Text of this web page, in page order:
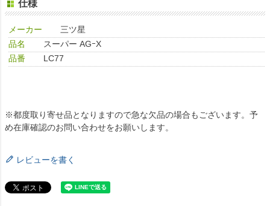
仕様
メーカー
三ツ星
品名
スーパー AGｰX
品番
LC77
※都度取り寄せ品となりますので急な欠品の場合もございます。予
め在庫確認のお問い合わせをお願いします。
レビューを書く